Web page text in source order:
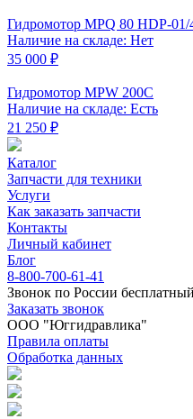
Гидромотор MPQ 80 HDP-01/
Наличие на складе: Нет
35 000 ₽
Гидромотор MPW 200C
Наличие на складе: Есть
21 250 ₽
Каталог
Запчасти для техники
Услуги
Как заказать запчасти
Контакты
Личный кабинет
Блог
8-800-700-61-41
Звонок по России бесплатный
Заказать звонок
ООО "Юггидравлика"
Правила оплаты
Обработка данных